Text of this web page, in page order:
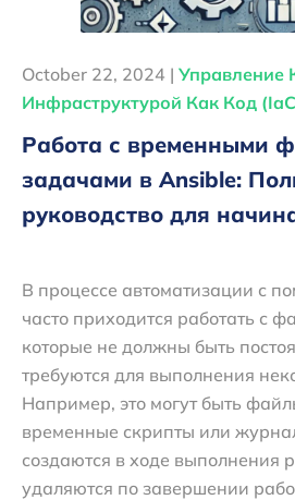
October 22, 2024 | Управление
Инфраструктурой Как Код
Работа с временными
задачами в Ansible:
руководство для
В процессе автоматизации с
часто приходится работать с
которые не должны быть
требуются для выполнения
Например, это могут быть
временные скрипты или
создаются в ходе выполнения
удаляются по завершении